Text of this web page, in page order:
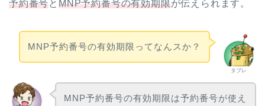
予約番号とMNP予約番号の有効期限が伝えられます。
タブレ
MNP予約番号の有効期限ってなんスか？
MNP予約番号の有効期限は予約番号が使え